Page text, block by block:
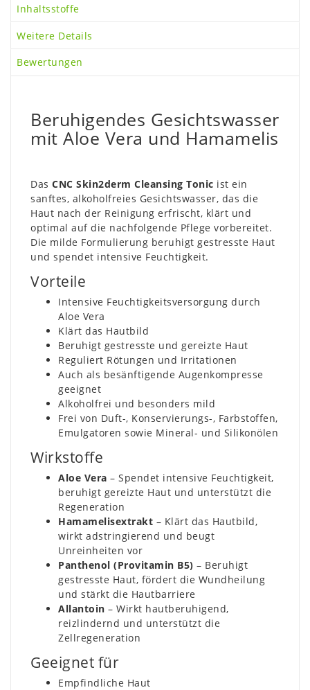
Inhaltsstoffe
Weitere Details
Bewertungen
Beruhigendes Gesichtswasser
mit Aloe Vera und Hamamelis
Das CNC Skin2derm Cleansing Tonic ist ein
sanftes, alkoholfreies Gesichtswasser, das die
Haut nach der Reinigung erfrischt, klärt und
optimal auf die nachfolgende Pflege vorbereitet.
Die milde Formulierung beruhigt gestresste Haut
und spendet intensive Feuchtigkeit.
Vorteile
Intensive Feuchtigkeitsversorgung durch
Aloe Vera
Klärt das Hautbild
Beruhigt gestresste und gereizte Haut
Reguliert Rötungen und Irritationen
Auch als besänftigende Augenkompresse
geeignet
Alkoholfrei und besonders mild
Frei von Duft-, Konservierungs-, Farbstoffen,
Emulgatoren sowie Mineral- und Silikonölen
Wirkstoffe
Aloe Vera – Spendet intensive Feuchtigkeit,
beruhigt gereizte Haut und unterstützt die
Regeneration
Hamamelisextrakt – Klärt das Hautbild,
wirkt adstringierend und beugt
Unreinheiten vor
Panthenol (Provitamin B5) – Beruhigt
gestresste Haut, fördert die Wundheilung
und stärkt die Hautbarriere
Allantoin – Wirkt hautberuhigend,
reizlindernd und unterstützt die
Zellregeneration
Geeignet für
Empfindliche Haut